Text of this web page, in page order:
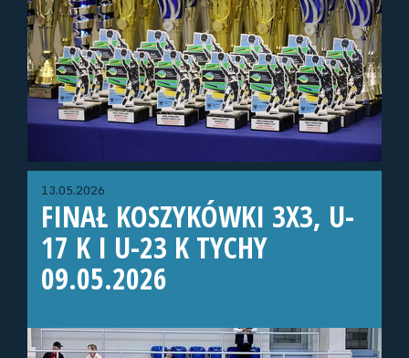
13.05.2026
FINAŁ KOSZYKÓWKI 3X3, U-
17 K I U-23 K TYCHY
09.05.2026